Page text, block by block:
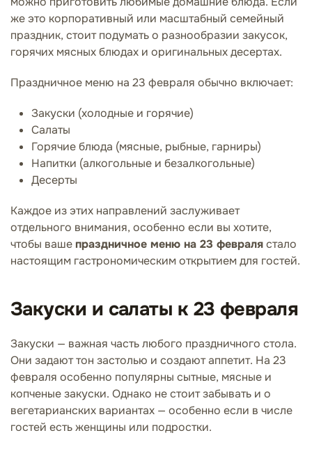
же это корпоративный или масштабный семейный
праздник, стоит подумать о разнообразии закусок,
горячих мясных блюдах и оригинальных десертах.
Праздничное меню на 23 февраля обычно включает:
Закуски (холодные и горячие)
Салаты
Горячие блюда (мясные, рыбные, гарниры)
Напитки (алкогольные и безалкогольные)
Десерты
Каждое из этих направлений заслуживает
отдельного внимания, особенно если вы хотите,
чтобы вашепраздничное меню на 23 февралястало
настоящим гастрономическим открытием для гостей.
Закуски и салаты к 23 февраля
Закуски — важная часть любого праздничного стола.
Они задают тон застолью и создают аппетит. На 23
февраля особенно популярны сытные, мясные и
копченые закуски. Однако не стоит забывать и о
вегетарианских вариантах — особенно если в числе
гостей есть женщины или подростки.